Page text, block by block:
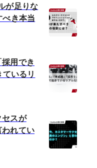
が足りな
き本当
用でき
いるリ
スが
われてい